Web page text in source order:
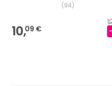
(94)
10,09 €
-